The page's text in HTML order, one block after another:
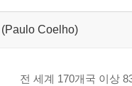
(Paulo Coelho)
전 세계 170개국 이상